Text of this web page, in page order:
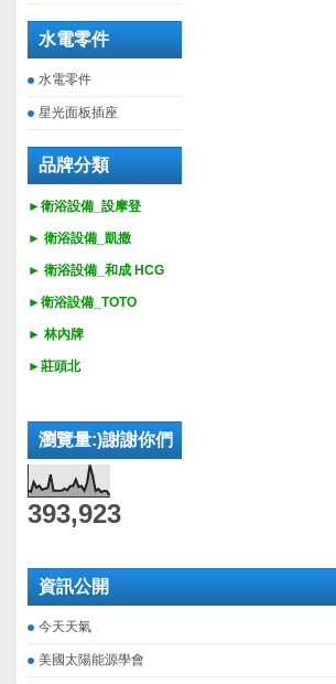
水電零件
水電零件
星光面板插座
品牌分類
►衛浴設備_設摩登
► 衛浴設備_ 凱撒
► 衛浴設備_ 和成 HCG
►衛浴設備_ TOTO
► 林內牌
►莊頭北
瀏覽量:)謝謝你們
393,923
資訊公開
今天天氣
美國太陽能源學會